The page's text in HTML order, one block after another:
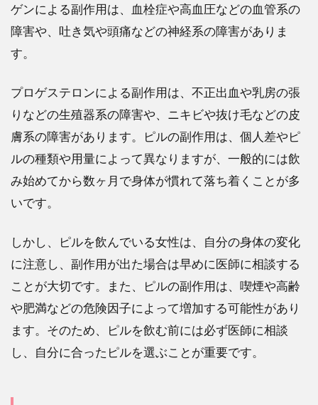
の
よ
あ
質
9
と
め
ゲンによる副作用は、血栓症や高血圧などの血管系の
障害や、吐き気や頭痛などの神経系の障害がありま
す。
プロゲステロンによる副作用は、不正出血や乳房の張
りなどの生殖器系の障害や、ニキビや抜け毛などの皮
膚系の障害があります。ピルの副作用は、個人差やピ
ルの種類や用量によって異なりますが、一般的には飲
み始めてから数ヶ月で身体が慣れて落ち着くことが多
いです。
しかし、ピルを飲んでいる女性は、自分の身体の変化
に注意し、副作用が出た場合は早めに医師に相談する
ことが大切です。また、ピルの副作用は、喫煙や高齢
や肥満などの危険因子によって増加する可能性があり
ます。そのため、ピルを飲む前には必ず医師に相談
し、自分に合ったピルを選ぶことが重要です。